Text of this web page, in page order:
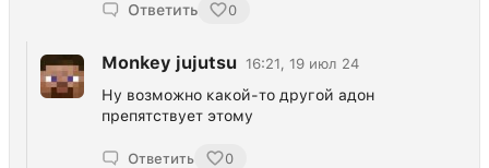
Ответить 0
Monkey jujutsu 16:21, 19 июл 24
Ну возможно какой-то другой адон
препятствует этому
Ответить 0